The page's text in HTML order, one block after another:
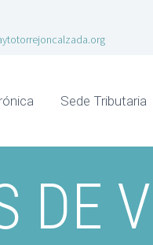
Sede Tributaria
DE